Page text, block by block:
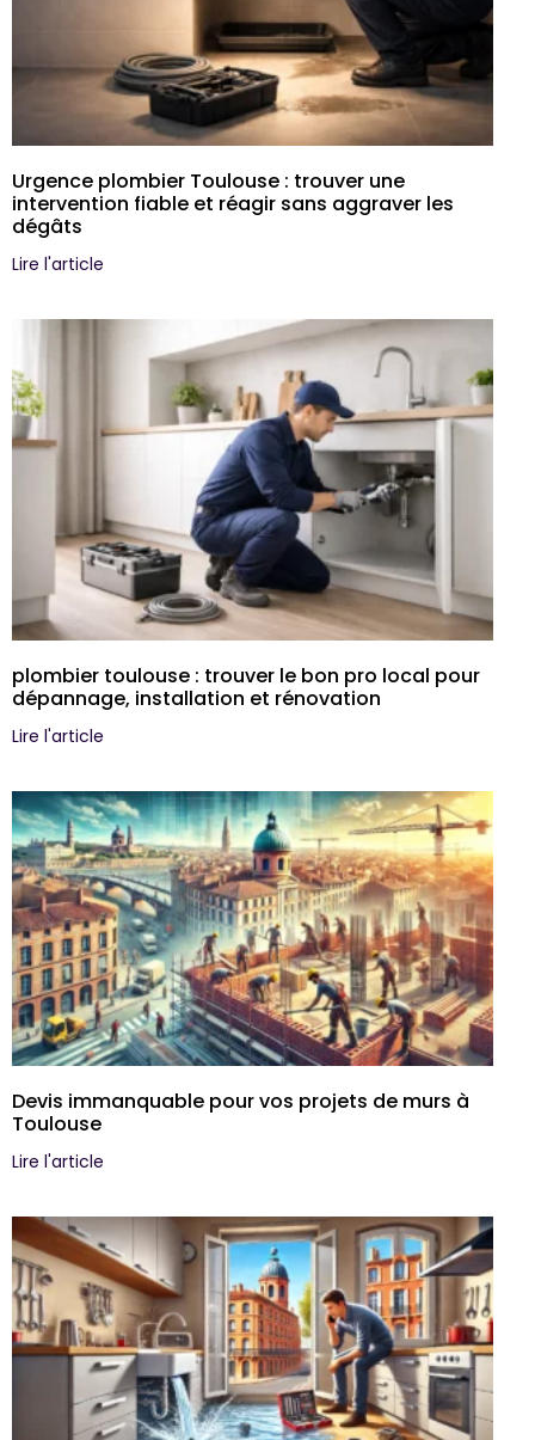
Urgence plombier Toulouse : trouver une
intervention fiable et réagir sans aggraver les
dégâts
Lire l'article
plombier toulouse : trouver le bon pro local pour
dépannage, installation et rénovation
Lire l'article
Devis immanquable pour vos projets de murs à
Toulouse
Lire l'article